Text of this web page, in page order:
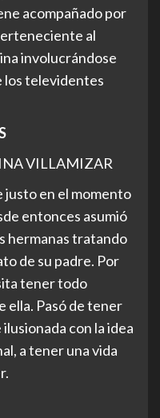
acompañado por
al
involucrándose
los televidentes
VILLAMIZAR
justo en el momento
entonces asumió
hermanas tratando
de su padre. Por
tener todo
ella. Pasó de tener
con la idea
a tener una vida